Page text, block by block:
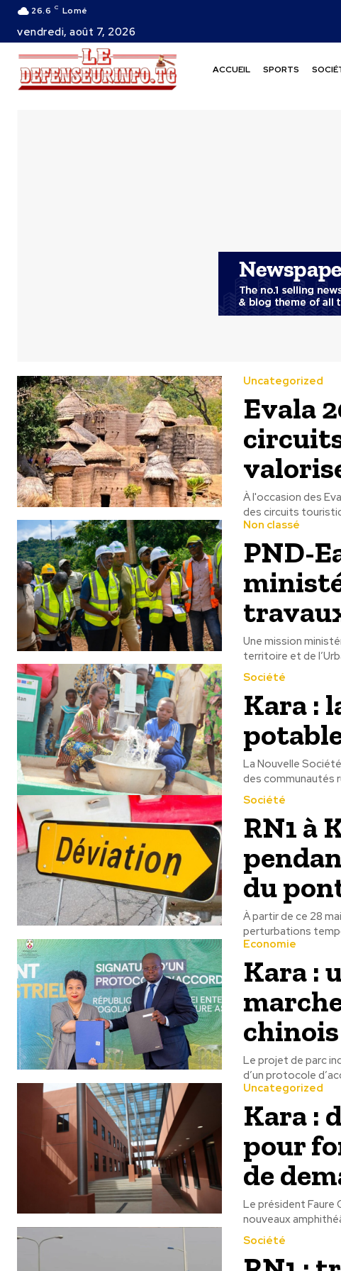
26.6 C Lomé
vendredi, août 7, 2026
ACCUEIL SPORTS
Uncategorized
Evala
À l'occasion des
des circuits
Non classé
PND-
Une mission
territoire et de
Société
Kara :
La Nouvelle
des communautés
Société
RN1 à
du
À partir de ce 28
perturbations
Economie
Kara :
chinois
Le projet de parc
d’un protocole
Uncategorized
Kara :
pour
de
Le président Faure
nouveaux
Société